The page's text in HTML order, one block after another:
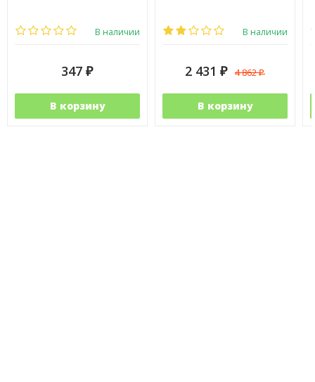
В наличии
347 ₽
В корзину
В наличии
2 431 ₽ 4 862₽
В корзину